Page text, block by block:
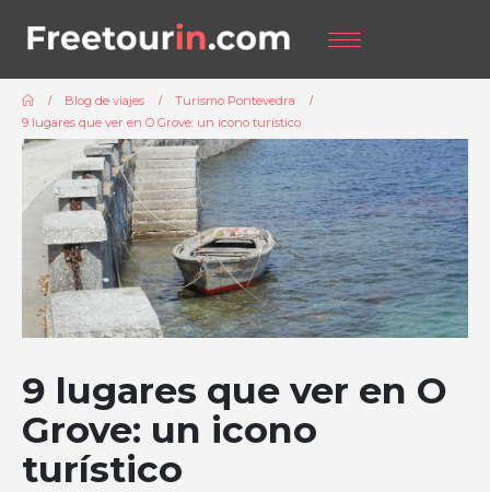
Blog de viajes
Turismo Pontevedra
9 lugares que ver en O Grove: un icono turístico
9 lugares que ver en O
Grove: un icono
turístico